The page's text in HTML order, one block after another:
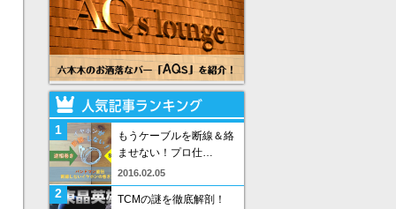
1
もうケーブルを断線＆絡
ませない！プロ仕…
2016.02.05
2
TCMの謎を徹底解剖！